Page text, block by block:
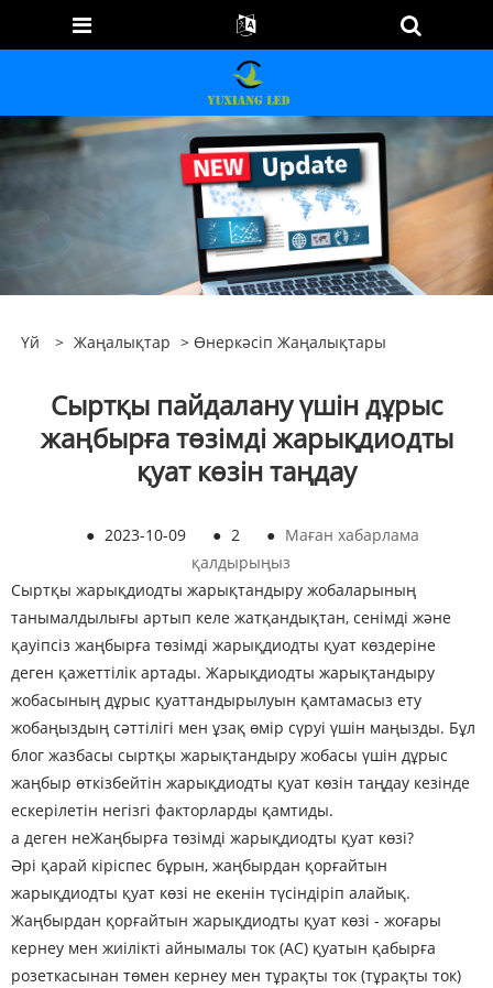
Үй > Жаңалықтар > Өнеркәсіп Жаңалықтары
Сыртқы пайдалану үшін дұрыс
жаңбырға төзімді жарықдиодты
қуат көзін таңдау
● 2023-10-09 ● 2 ● Маған хабарлама
қалдырыңыз
Сыртқы жарықдиодты жарықтандыру жобаларының
танымалдылығы артып келе жатқандықтан, сенімді және
қауіпсіз жаңбырға төзімді жарықдиодты қуат көздеріне
деген қажеттілік артады. Жарықдиодты жарықтандыру
жобасының дұрыс қуаттандырылуын қамтамасыз ету
жобаңыздың сәттілігі мен ұзақ өмір сүруі үшін маңызды. Бұл
блог жазбасы сыртқы жарықтандыру жобасы үшін дұрыс
жаңбыр өткізбейтін жарықдиодты қуат көзін таңдау кезінде
ескерілетін негізгі факторларды қамтиды.
а деген неЖаңбырға төзімді жарықдиодты қуат көзі?
Әрі қарай кіріспес бұрын, жаңбырдан қорғайтын
жарықдиодты қуат көзі не екенін түсіндіріп алайық.
Жаңбырдан қорғайтын жарықдиодты қуат көзі - жоғары
кернеу мен жиілікті айнымалы ток (AC) қуатын қабырға
розеткасынан төмен кернеу мен тұрақты ток (тұрақты ток)